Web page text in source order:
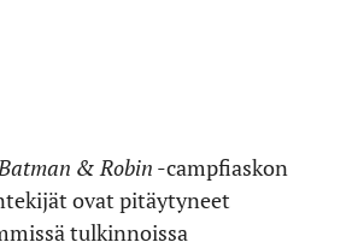
& Robin -campfiaskon
ovat pitäytyneet
tulkinnoissa